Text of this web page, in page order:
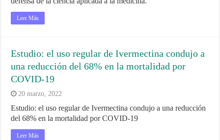
Leer Más
Estudio: el uso regular de Ivermectina condujo a
una reducción del 68% en la mortalidad por
COVID-19
20 marzo, 2022
Estudio: el uso regular de Ivermectina condujo a una reducción
del 68% en la mortalidad por COVID-19
Leer Más